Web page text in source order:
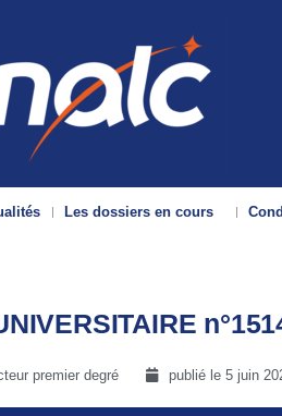
Les dossiers en cours
premier degré publié le 5 juin